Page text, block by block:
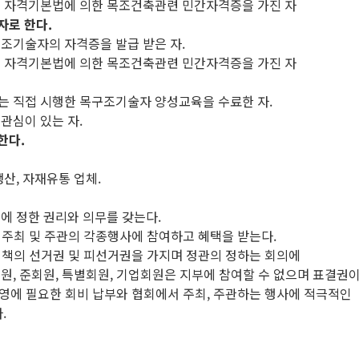
격기본법에 의한 목조건축관련 민간자격증을 가진 자
로 한다.
기술자의 자격증을 발급 받은 자.
격기본법에 의한 목조건축관련 민간자격증을 가진 자
직접 시행한 목구조기술자 양성교육을 수료한 자.
심이 있는 자.
다.
, 자재유통 업체.
정한 권리와 의무를 갖는다.
최 및 주관의 각종행사에 참여하고 혜택을 받는다.
선거권 및 피선거권을 가지며 정관의 정하는 회의에
, 준회원, 특별회원, 기업회원은 지부에 참여할 수 없으며 표결권
필요한 회비 납부와 협회에서 주최, 주관하는 행사에 적극적인
.